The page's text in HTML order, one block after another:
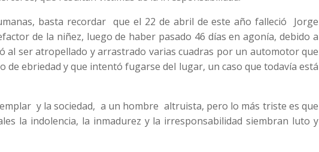
basta recordar que el 22 de abril de este año falleció Jorge
de la niñez, luego de haber pasado 46 días en agonía, debido a
al ser atropellado y arrastrado varias cuadras por un automotor que
de ebriedad y que intentó fugarse del lugar, un caso que todavía está
y la sociedad, a un hombre altruista, pero lo más triste es que
la indolencia, la inmadurez y la irresponsabilidad siembran luto y